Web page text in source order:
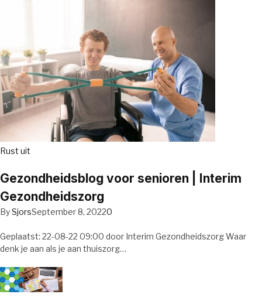
Rust uit
Gezondheidsblog voor senioren | Interim
Gezondheidszorg
BySjorsSeptember 8, 20220
Geplaatst: 22-08-22 09:00 door Interim Gezondheidszorg Waar
denk je aan als je aan thuiszorg…